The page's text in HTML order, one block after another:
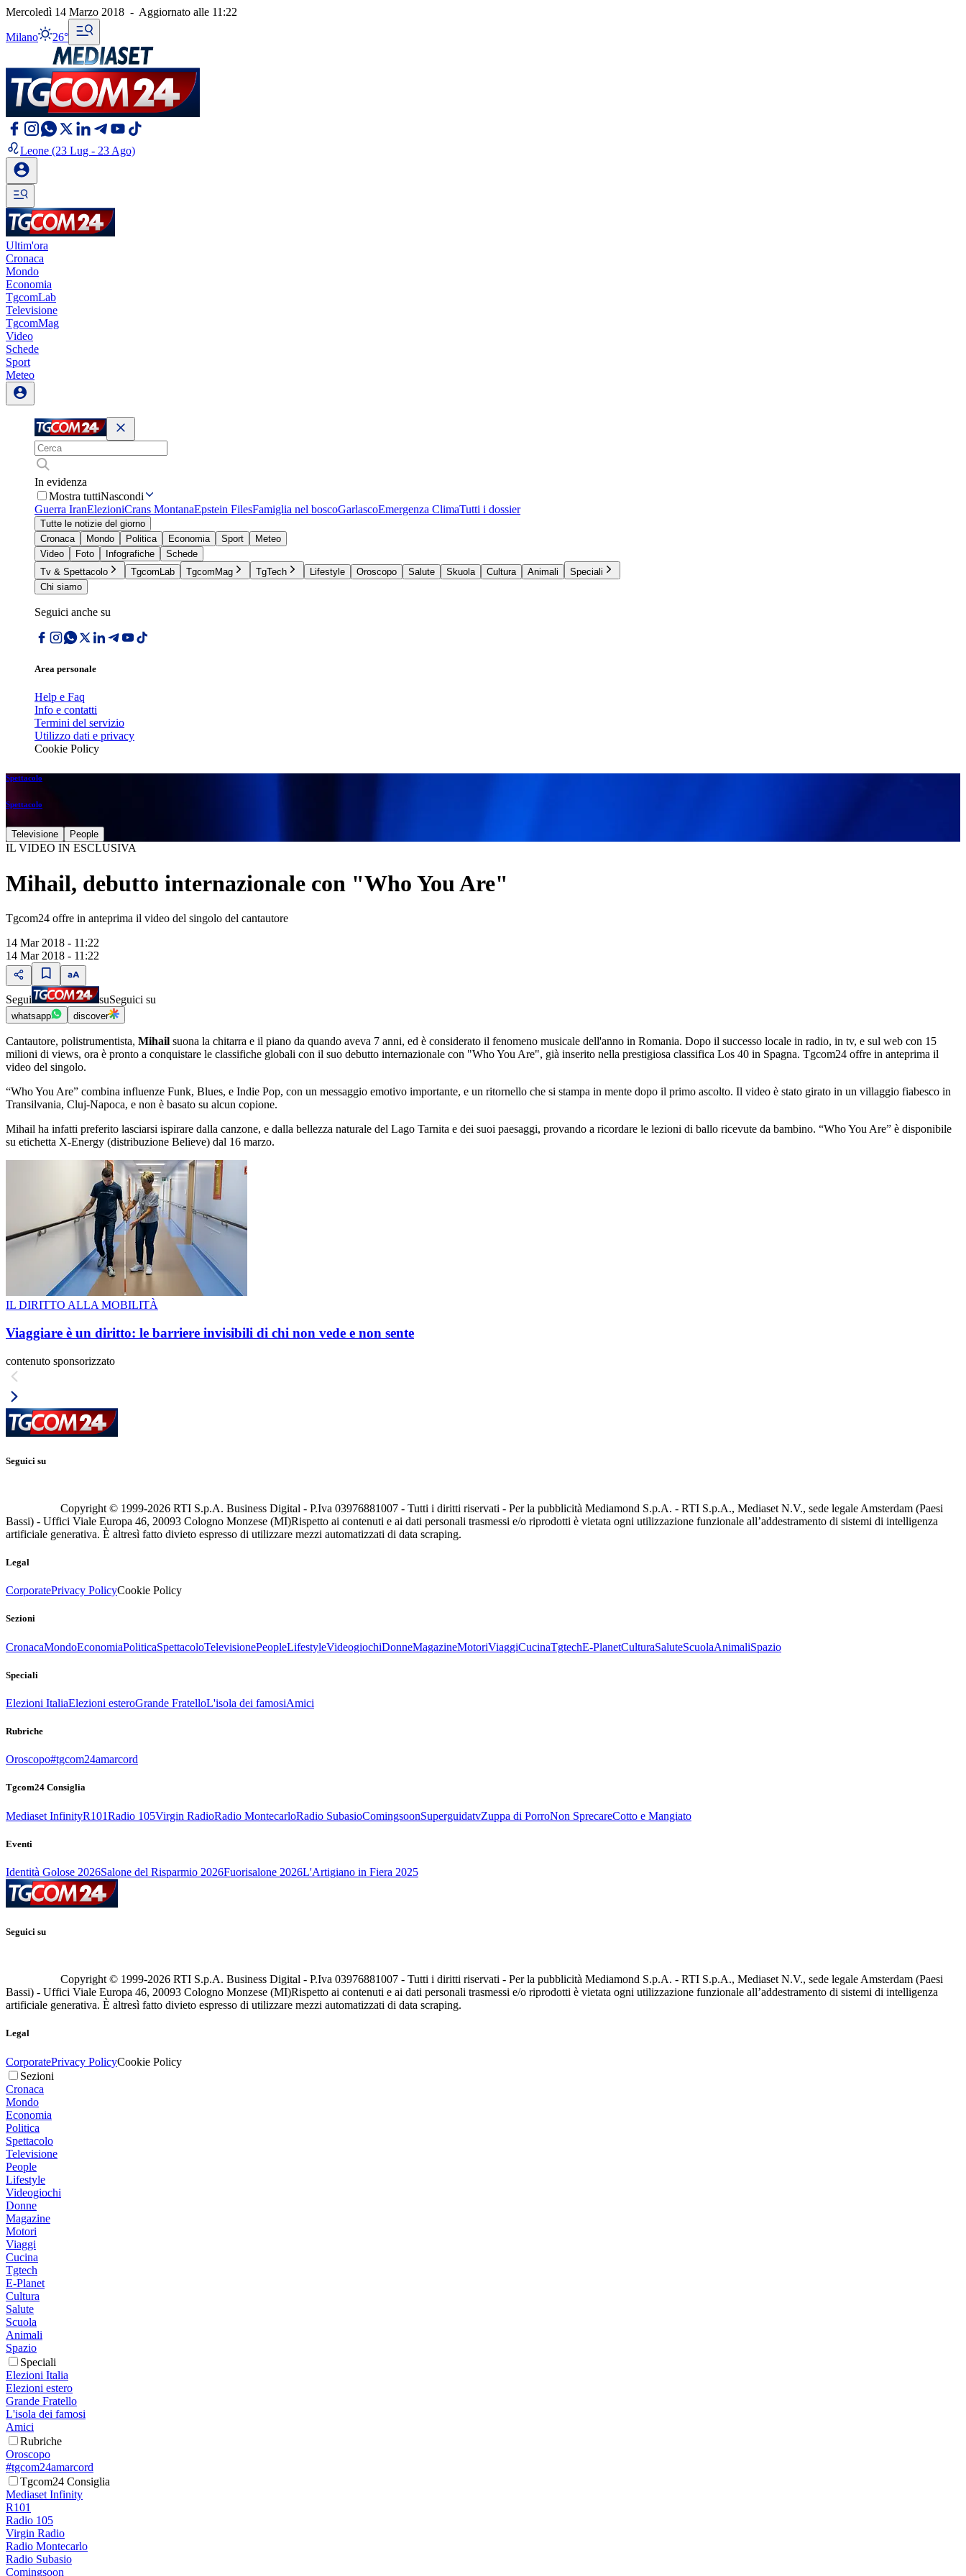
Mercoledì 14 Marzo 2018 - Aggiornato alle 11:22
Milano 26°
Leone (23 Lug - 23 Ago)
Ultim'ora
Cronaca
Mondo
Economia
TgcomLab
Televisione
TgcomMag
Video
Schede
Sport
Meteo
In evidenza
Mostra tuttiNascondi
Guerra IranElezioniCrans MontanaEpstein FilesFamiglia nel boscoGarlascoEmergenza ClimaTutti i dossier
Tutte le notizie del giorno
Cronaca
Mondo Politica Economia Sport
Meteo
Video
Foto Infografiche
Schede
Tv & Spettacolo
TgcomLab TgcomMag TgTech Lifestyle Oroscopo Salute Skuola Cultura Animali
Speciali
Chi siamo
Seguici anche su
Area personale
Help e Faq
Info e contatti
Termini del servizio
Utilizzo dati e privacy
Cookie Policy
Spettacolo
Spettacolo
Televisione People
IL VIDEO IN ESCLUSIVA
Mihail, debutto internazionale con "Who You Are"
Tgcom24 offre in anteprima il video del singolo del cantautore
14 Mar 2018 - 11:22
14 Mar 2018 - 11:22
Segui suSeguici su
whatsapp discover
Cantautore, polistrumentista, Mihail suona la chitarra e il piano da quando aveva 7 anni, ed è considerato il fenomeno musicale dell'anno in Romania. Dopo il successo locale in radio, in tv, e sul web con 15
milioni di views, ora è pronto a conquistare le classifiche globali con il suo debutto internazionale con "Who You Are", già inserito nella prestigiosa classifica Los 40 in Spagna. Tgcom24 offre in anteprima il
video del singolo.
“Who You Are” combina influenze Funk, Blues, e Indie Pop, con un messaggio emotivo importante, e un ritornello che si stampa in mente dopo il primo ascolto. Il video è stato girato in un villaggio fiabesco in
Transilvania, Cluj-Napoca, e non è basato su alcun copione.
Mihail ha infatti preferito lasciarsi ispirare dalla canzone, e dalla bellezza naturale del Lago Tarnita e dei suoi paesaggi, provando a ricordare le lezioni di ballo ricevute da bambino. “Who You Are” è disponibile
su etichetta X-Energy (distribuzione Believe) dal 16 marzo.
IL DIRITTO ALLA MOBILITÀ
Viaggiare è un diritto: le barriere invisibili di chi non vede e non sente
contenuto sponsorizzato
Seguici su
Copyright © 1999-2026 RTI S.p.A. Business Digital - P.Iva 03976881007 - Tutti i diritti riservati - Per la pubblicità Mediamond S.p.A. - RTI S.p.A., Mediaset N.V., sede legale Amsterdam (Paesi
Bassi) - Uffici Viale Europa 46, 20093 Cologno Monzese (MI)Rispetto ai contenuti e ai dati personali trasmessi e/o riprodotti è vietata ogni utilizzazione funzionale all’addestramento di sistemi di intelligenza
artificiale generativa. È altresì fatto divieto espresso di utilizzare mezzi automatizzati di data scraping.
Legal
CorporatePrivacy PolicyCookie Policy
Sezioni
CronacaMondoEconomiaPoliticaSpettacoloTelevisionePeopleLifestyleVideogiochiDonneMagazineMotoriViaggiCucinaTgtechE-PlanetCulturaSaluteScuolaAnimaliSpazio
Speciali
Elezioni ItaliaElezioni esteroGrande FratelloL'isola dei famosiAmici
Rubriche
Oroscopo#tgcom24amarcord
Tgcom24 Consiglia
Mediaset InfinityR101Radio 105Virgin RadioRadio MontecarloRadio SubasioComingsoonSuperguidatvZuppa di PorroNon SprecareCotto e Mangiato
Eventi
Identità Golose 2026Salone del Risparmio 2026Fuorisalone 2026L'Artigiano in Fiera 2025
Seguici su
Copyright © 1999-2026 RTI S.p.A. Business Digital - P.Iva 03976881007 - Tutti i diritti riservati - Per la pubblicità Mediamond S.p.A. - RTI S.p.A., Mediaset N.V., sede legale Amsterdam (Paesi
Bassi) - Uffici Viale Europa 46, 20093 Cologno Monzese (MI)Rispetto ai contenuti e ai dati personali trasmessi e/o riprodotti è vietata ogni utilizzazione funzionale all’addestramento di sistemi di intelligenza
artificiale generativa. È altresì fatto divieto espresso di utilizzare mezzi automatizzati di data scraping.
Legal
CorporatePrivacy PolicyCookie Policy
Sezioni
Cronaca
Mondo
Economia
Politica
Spettacolo
Televisione
People
Lifestyle
Videogiochi
Donne
Magazine
Motori
Viaggi
Cucina
Tgtech
E-Planet
Cultura
Salute
Scuola
Animali
Spazio
Speciali
Elezioni Italia
Elezioni estero
Grande Fratello
L'isola dei famosi
Amici
Rubriche
Oroscopo
#tgcom24amarcord
Tgcom24 Consiglia
Mediaset Infinity
R101
Radio 105
Virgin Radio
Radio Montecarlo
Radio Subasio
Comingsoon